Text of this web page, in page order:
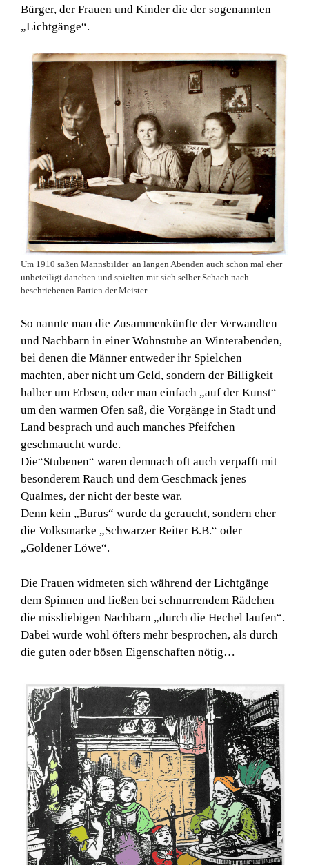
Bürger, der Frauen und Kinder die der sogenannten
„Lichtgänge“.
Um 1910 saßen Mannsbilder an langen Abenden auch schon mal eher
unbeteiligt daneben und spielten mit sich selber Schach nach
beschriebenen Partien der Meister…
So nannte man die Zusammenkünfte der Verwandten
und Nachbarn in einer Wohnstube an Winterabenden,
bei denen die Männer entweder ihr Spielchen
machten, aber nicht um Geld, sondern der Billigkeit
halber um Erbsen, oder man einfach „auf der Kunst“
um den warmen Ofen saß, die Vorgänge in Stadt und
Land besprach und auch manches Pfeifchen
geschmaucht wurde.
Die“Stubenen“ waren demnach oft auch verpafft mit
besonderem Rauch und dem Geschmack jenes
Qualmes, der nicht der beste war.
Denn kein „Burus“ wurde da geraucht, sondern eher
die Volksmarke „Schwarzer Reiter B.B.“ oder
„Goldener Löwe“.
Die Frauen widmeten sich während der Lichtgänge
dem Spinnen und ließen bei schnurrendem Rädchen
die missliebigen Nachbarn „durch die Hechel laufen“.
Dabei wurde wohl öfters mehr besprochen, als durch
die guten oder bösen Eigenschaften nötig…